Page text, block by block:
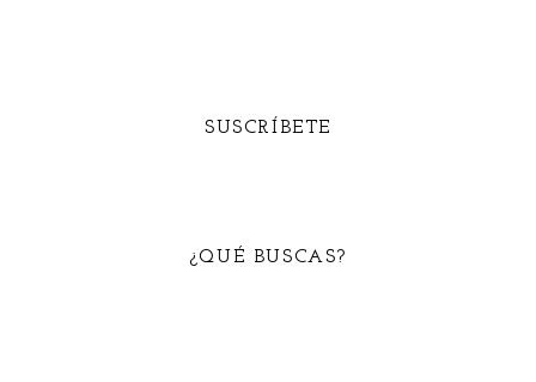
SUSCRÍBETE
¿QUÉ BUSCAS?